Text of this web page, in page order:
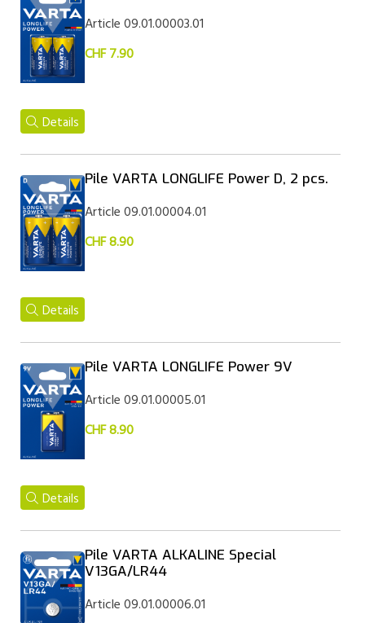
Article 09.01.00003.01
CHF 7.90
Details
Pile VARTA LONGLIFE Power D, 2 pcs.
Article 09.01.00004.01
CHF 8.90
Details
Pile VARTA LONGLIFE Power 9V
Article 09.01.00005.01
CHF 8.90
Details
Pile VARTA ALKALINE Special
V13GA/LR44
Article 09.01.00006.01